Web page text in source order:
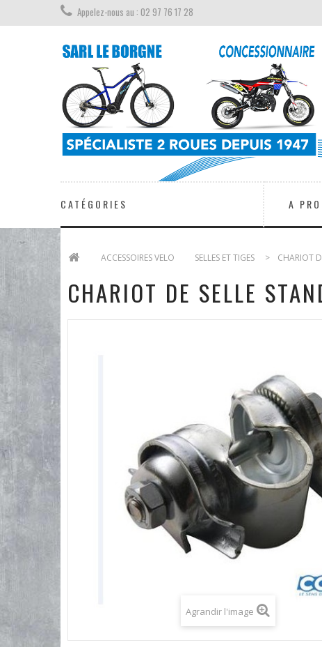
Appelez-nous au : 02 97 76 17 28
CATÉGORIES A
ACCESSOIRES VELO SELLES ET TIGES > CHARIOT
CHARIOT DE SELLE
Agrandir l'image